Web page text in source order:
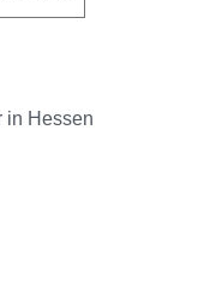
in Hessen